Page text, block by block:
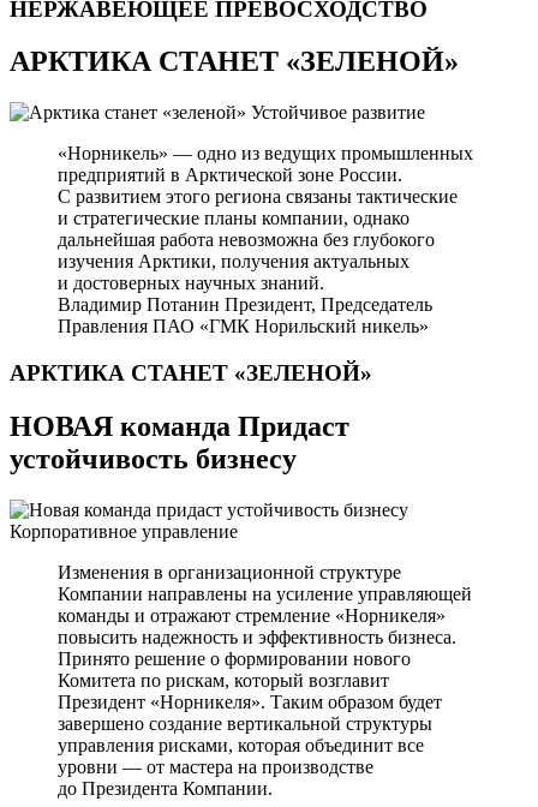
НЕРЖАВЕЮЩЕЕ ПРЕВОСХОДСТВО
АРКТИКА СТАНЕТ «ЗЕЛЕНОЙ»
Устойчивое развитие
«Норникель» — одно из ведущих промышленных
предприятий в Арктической зоне России.
С развитием этого региона связаны тактические
и стратегические планы компании, однако
дальнейшая работа невозможна без глубокого
изучения Арктики, получения актуальных
и достоверных научных знаний.
Владимир Потанин Президент, Председатель
Правления ПАО «ГМК Норильский никель»
АРКТИКА СТАНЕТ «ЗЕЛЕНОЙ»
НОВАЯ команда Придаст
устойчивость бизнесу
Корпоративное управление
Изменения в организационной структуре
Компании направлены на усиление управляющей
команды и отражают стремление «Норникеля»
повысить надежность и эффективность бизнеса.
Принято решение о формировании нового
Комитета по рискам, который возглавит
Президент «Норникеля». Таким образом будет
завершено создание вертикальной структуры
управления рисками, которая объединит все
уровни — от мастера на производстве
до Президента Компании.